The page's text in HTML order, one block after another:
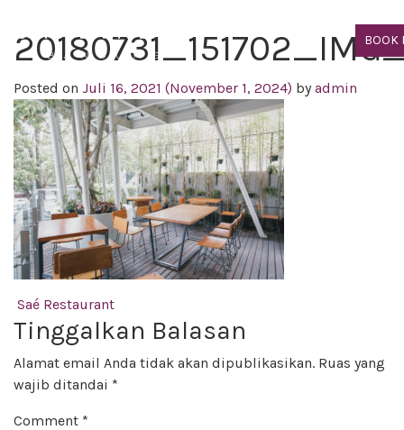
BOOK
Posted on Juli 16, 2021 (November 1, 2024) byadmin
Post navigation
Saé Restaurant
Tinggalkan Balasan
Alamat email Anda tidak akan dipublikasikan. Ruas yang
wajib ditandai *
Comment *